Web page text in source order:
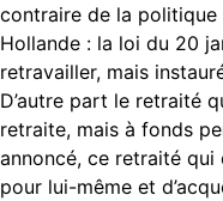
contraire de la politique
Hollande : la loi du 20
retravailler, mais
D’autre part le retraité
retraite, mais à fonds
annoncé, ce retraité
pour lui-même et